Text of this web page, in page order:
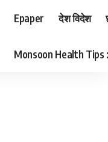
Epaper देश विदेश
Monsoon Health Tips :